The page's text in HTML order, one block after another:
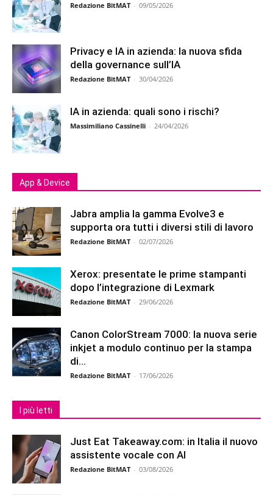
Redazione BitMAT - 09/05/2026
Privacy e IA in azienda: la nuova sfida
della governance sull’IA
Redazione BitMAT - 30/04/2026
IA in azienda: quali sono i rischi?
Massimiliano Cassinelli - 24/04/2026
App & Device
Jabra amplia la gamma Evolve3 e
supporta ora tutti i diversi stili di lavoro
Redazione BitMAT - 02/07/2026
Xerox: presentate le prime stampanti
dopo l’integrazione di Lexmark
Redazione BitMAT - 29/06/2026
Canon ColorStream 7000: la nuova serie
inkjet a modulo continuo per la stampa
di...
Redazione BitMAT - 17/06/2026
I più letti
Just Eat Takeaway.com: in Italia il nuovo
assistente vocale con AI
Redazione BitMAT - 03/08/2026